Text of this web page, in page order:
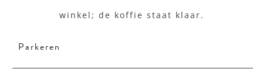
winkel; de koffie staat klaar.
Parkeren